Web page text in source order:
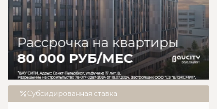
Субсидированная ставка